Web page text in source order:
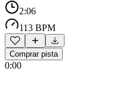
2:06
113 BPM
Comprar pista
0:00